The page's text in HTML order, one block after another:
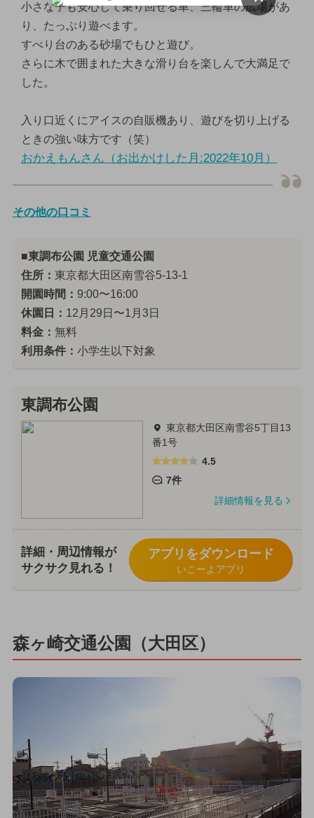
小さな子も安心して乗り回せる車、三輪車の広場があ
り、たっぷり遊べます。
すべり台のある砂場でもひと遊び。
さらに木で囲まれた大きな滑り台を楽しんで大満足で
した。
入り口近くにアイスの自販機あり、遊びを切り上げる
ときの強い味方です（笑）
おかえもんさん（お出かけした月:2022年10月）
その他の口コミ
■東調布公園 児童交通公園
住所： 東京都大田区南雪谷5-13-1
開園時間： 9:00〜16:00
休園日： 12月29日〜1月3日
料金： 無料
利用条件： 小学生以下対象
東調布公園
東京都大田区南雪谷5丁目13
番1号
4.5
7件
詳細情報を見る
詳細・周辺情報が
サクサク見れる！
アプリをダウンロード
いこーよアプリ
森ヶ崎交通公園（大田区）